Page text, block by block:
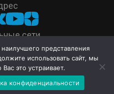
сети
677 50 90
ROXIMO © 2026
представления
использовать сайт, мы
Вас это устраивает.
конфиденциальности